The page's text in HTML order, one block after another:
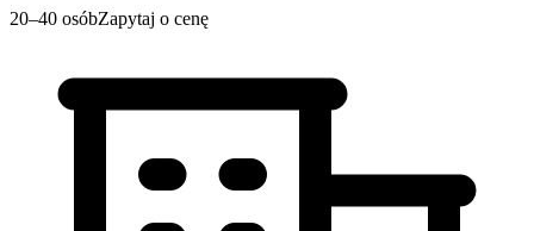
20–40 osóbZapytaj o cenę